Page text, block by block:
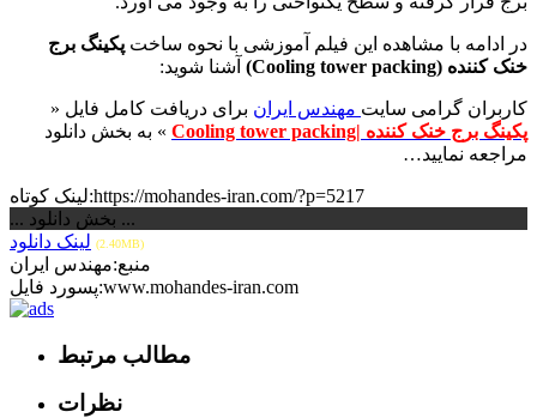
در ادامه با مشاهده این فیلم آموزشی با نحوه ساخت پکینگ برج
خنک کننده (Cooling tower packing)
آشنا شوید:
کاربران گرامی سایت مهندس ایران برای دریافت کامل فایل «
پکینگ برج خنک کننده |Cooling tower packing
» به بخش دانلود
مراجعه نمایید…
لینک کوتاه:https://mohandes-iran.com/?p=5217
... بخش دانلود ...
لینک دانلود
(2.40MB)
منبع:مهندس ایران
پسورد فایل:www.mohandes-iran.com
مطالب مرتبط
نظرات